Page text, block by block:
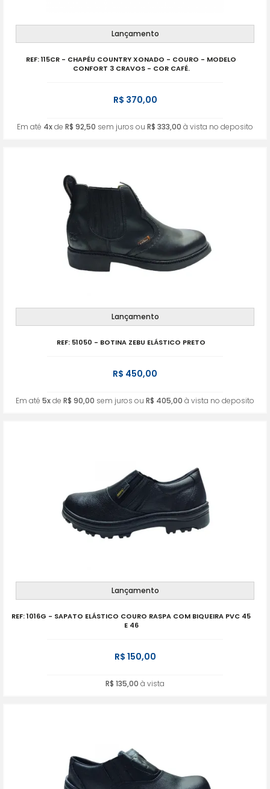
Lançamento
REF: 115CR - CHAPÉU COUNTRY XONADO - COURO - MODELO
CONFORT 3 CRAVOS - COR CAFÉ.
R$ 370,00
Em até 4xde R$ 92,50 sem juros ou R$ 333,00 à vista no deposito
Lançamento
REF: 51050 - BOTINA ZEBU ELÁSTICO PRETO
R$ 450,00
Em até 5xde R$ 90,00 sem juros ou R$ 405,00 à vista no deposito
Lançamento
REF: 1016G - SAPATO ELÁSTICO COURO RASPA COM BIQUEIRA PVC 45
E 46
R$ 150,00
R$ 135,00 à vista